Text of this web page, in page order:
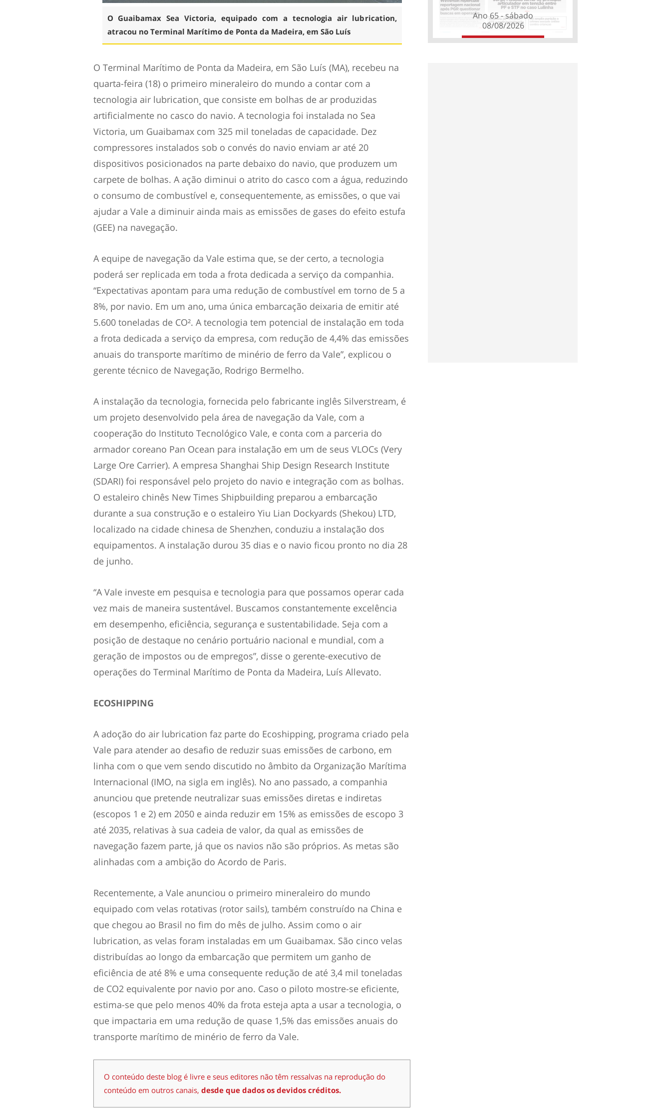
O Guaibamax Sea Victoria, equipado com a tecnologia air lubrication,
atracou no Terminal Marítimo de Ponta da Madeira, em São Luís
O Terminal Marítimo de Ponta da Madeira, em São Luís (MA), recebeu na
quarta-feira (18) o primeiro mineraleiro do mundo a contar com a
tecnologia air lubrication¸ que consiste em bolhas de ar produzidas
artificialmente no casco do navio. A tecnologia foi instalada no Sea
Victoria, um Guaibamax com 325 mil toneladas de capacidade. Dez
compressores instalados sob o convés do navio enviam ar até 20
dispositivos posicionados na parte debaixo do navio, que produzem um
carpete de bolhas. A ação diminui o atrito do casco com a água, reduzindo
o consumo de combustível e, consequentemente, as emissões, o que vai
ajudar a Vale a diminuir ainda mais as emissões de gases do efeito estufa
(GEE) na navegação.
A equipe de navegação da Vale estima que, se der certo, a tecnologia
poderá ser replicada em toda a frota dedicada a serviço da companhia.
“Expectativas apontam para uma redução de combustível em torno de 5 a
8%, por navio. Em um ano, uma única embarcação deixaria de emitir até
5.600 toneladas de CO². A tecnologia tem potencial de instalação em toda
a frota dedicada a serviço da empresa, com redução de 4,4% das emissões
anuais do transporte marítimo de minério de ferro da Vale”, explicou o
gerente técnico de Navegação, Rodrigo Bermelho.
A instalação da tecnologia, fornecida pelo fabricante inglês Silverstream, é
um projeto desenvolvido pela área de navegação da Vale, com a
cooperação do Instituto Tecnológico Vale, e conta com a parceria do
armador coreano Pan Ocean para instalação em um de seus VLOCs (Very
Large Ore Carrier). A empresa Shanghai Ship Design Research Institute
(SDARI) foi responsável pelo projeto do navio e integração com as bolhas.
O estaleiro chinês New Times Shipbuilding preparou a embarcação
durante a sua construção e o estaleiro Yiu Lian Dockyards (Shekou) LTD,
localizado na cidade chinesa de Shenzhen, conduziu a instalação dos
equipamentos. A instalação durou 35 dias e o navio ficou pronto no dia 28
de junho.
“A Vale investe em pesquisa e tecnologia para que possamos operar cada
vez mais de maneira sustentável. Buscamos constantemente excelência
em desempenho, eficiência, segurança e sustentabilidade. Seja com a
posição de destaque no cenário portuário nacional e mundial, com a
geração de impostos ou de empregos”, disse o gerente-executivo de
operações do Terminal Marítimo de Ponta da Madeira, Luís Allevato.
ECOSHIPPING
A adoção do air lubrication faz parte do Ecoshipping, programa criado pela
Vale para atender ao desafio de reduzir suas emissões de carbono, em
linha com o que vem sendo discutido no âmbito da Organização Marítima
Internacional (IMO, na sigla em inglês). No ano passado, a companhia
anunciou que pretende neutralizar suas emissões diretas e indiretas
(escopos 1 e 2) em 2050 e ainda reduzir em 15% as emissões de escopo 3
até 2035, relativas à sua cadeia de valor, da qual as emissões de
navegação fazem parte, já que os navios não são próprios. As metas são
alinhadas com a ambição do Acordo de Paris.
Recentemente, a Vale anunciou o primeiro mineraleiro do mundo
equipado com velas rotativas (rotor sails), também construído na China e
que chegou ao Brasil no fim do mês de julho. Assim como o air
lubrication, as velas foram instaladas em um Guaibamax. São cinco velas
distribuídas ao longo da embarcação que permitem um ganho de
eficiência de até 8% e uma consequente redução de até 3,4 mil toneladas
de CO2 equivalente por navio por ano. Caso o piloto mostre-se eficiente,
estima-se que pelo menos 40% da frota esteja apta a usar a tecnologia, o
que impactaria em uma redução de quase 1,5% das emissões anuais do
transporte marítimo de minério de ferro da Vale.
O conteúdo deste blog é livre e seus editores não têm ressalvas na reprodução do
conteúdo em outros canais, desde que dados os devidos créditos.
Ano 65 - sábado
08/08/2026